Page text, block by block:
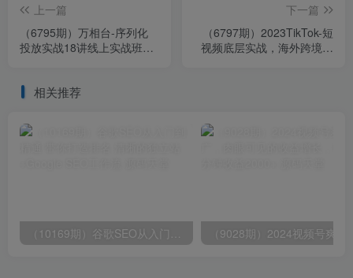
上一篇
（6795期）万相台-序列化
投放实战18讲线上实战班，
下一篇
（6797期）2023TikTok-短
视频底层实战，海外跨境短
相关推荐